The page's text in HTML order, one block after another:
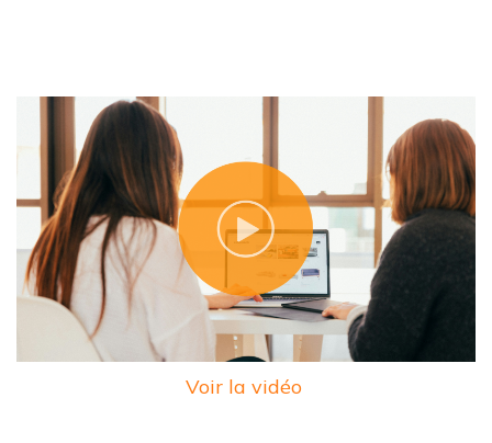
Voir la vidéo